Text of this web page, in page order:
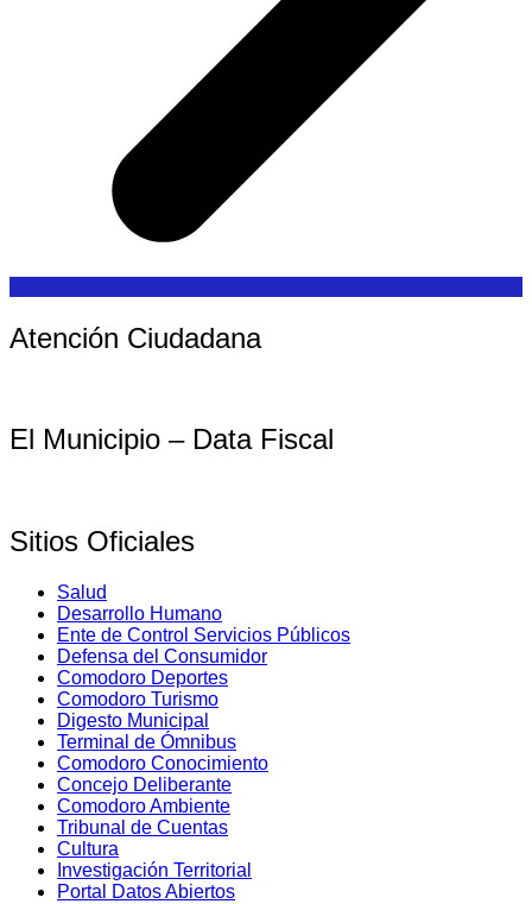
Atención Ciudadana
El Municipio – Data Fiscal
Sitios Oficiales
Salud
Desarrollo Humano
Ente de Control Servicios Públicos
Defensa del Consumidor
Comodoro Deportes
Comodoro Turismo
Digesto Municipal
Terminal de Ómnibus
Comodoro Conocimiento
Concejo Deliberante
Comodoro Ambiente
Tribunal de Cuentas
Cultura
Investigación Territorial
Portal Datos Abiertos